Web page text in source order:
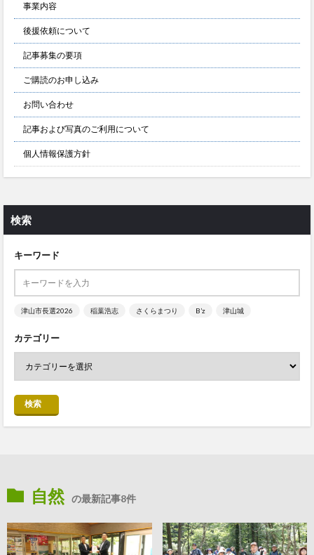
事業内容
後援依頼について
記事募集の要項
ご購読のお申し込み
お問い合わせ
記事および写真のご利用について
個人情報保護方針
検索
キーワード
津山市長選2026 稲葉浩志 さくらまつり B’z 津山城
カテゴリー
検索
自然 の最新記事8件